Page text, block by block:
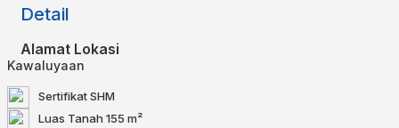
Detail
Alamat Lokasi
Kawaluyaan
SertifikatSHM
Luas Tanah 155 m²